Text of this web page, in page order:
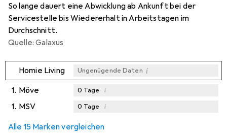
So lange dauert eine Abwicklung ab Ankunft bei der
Servicestelle bis Wiedererhalt in Arbeitstagen im
Durchschnitt.
Quelle: Galaxus
Homie Living Ungenügende Daten i
1. Möve 0 Tage i
1. MSV 0 Tage i
Alle 15 Marken vergleichen